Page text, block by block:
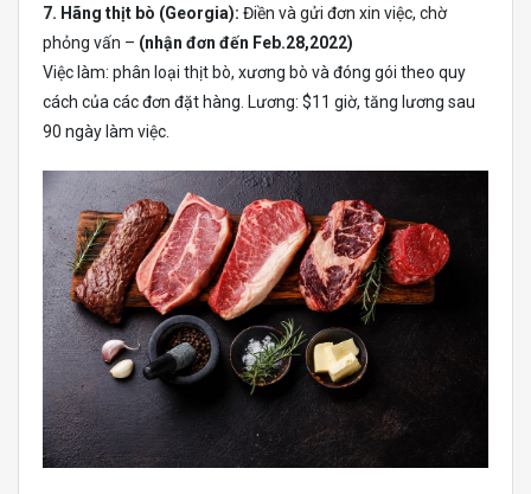
7. Hãng thịt bò (Georgia): Điền và gửi đơn xin việc, chờ
phỏng vấn – (nhận đơn đến Feb.28,2022)
Việc làm: phân loại thịt bò, xương bò và đóng gói theo quy
cách của các đơn đặt hàng. Lương: $11 giờ, tăng lương sau
90 ngày làm việc.